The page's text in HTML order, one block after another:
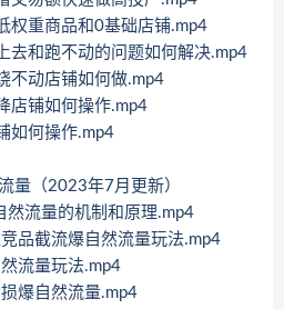
权重商品和0基础店铺.mp4
去和跑不动的问题如何解决.mp4
不动店铺如何做.mp4
店铺如何操作.mp4
如何操作.mp4
量（2023年7月更新）
然流量的机制和原理.mp4
品截流爆自然流量玩法.mp4
流量玩法.mp4
爆自然流量.mp4